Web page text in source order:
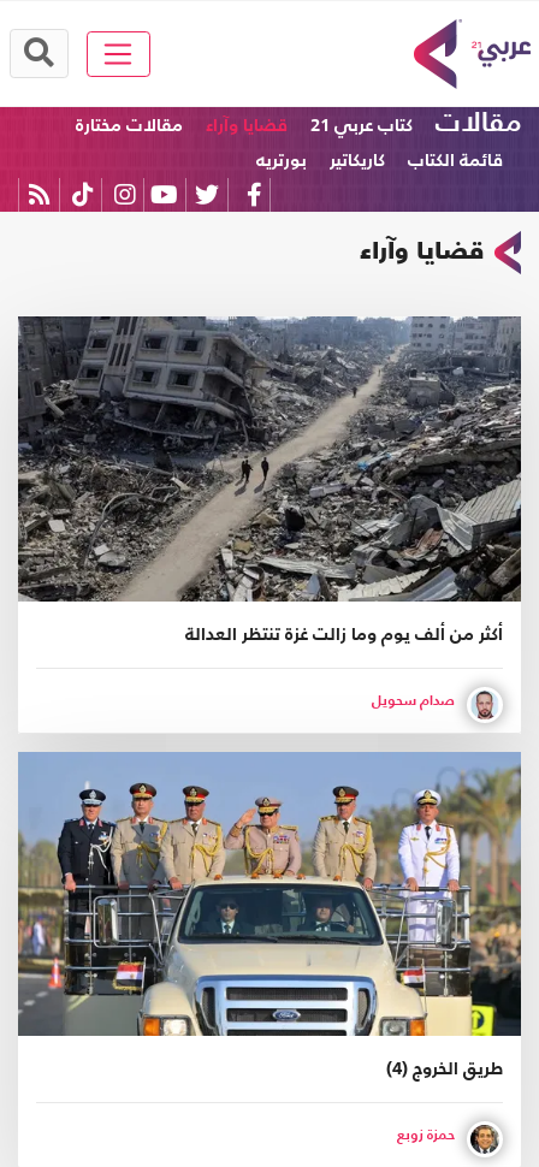
مقالات كتاب عربي 21 قضايا وآراء
مقالات مختارة
قائمة الكتاب
كاريكاتير بورتريه
قضايا وآراء
أكثر من ألف يوم وما زالت غزة تنتظر العدالة
صدام سحويل
طريق الخروج (4)
حمزة زوبع